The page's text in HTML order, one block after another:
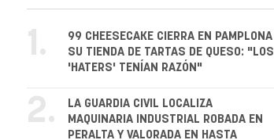
1.
99 CHEESECAKE CIERRA EN PAMPLONA
SU TIENDA DE TARTAS DE QUESO: "LOS
'HATERS' TENÍAN RAZÓN"
2.
LA GUARDIA CIVIL LOCALIZA
MAQUINARIA INDUSTRIAL ROBADA EN
PERALTA Y VALORADA EN HASTA